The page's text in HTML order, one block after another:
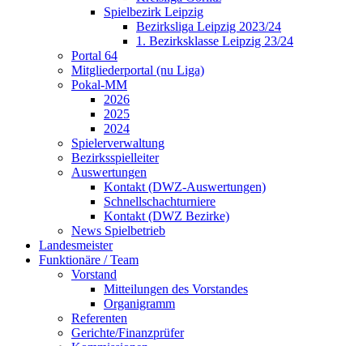
Spielbezirk Leipzig
Bezirksliga Leipzig 2023/24
1. Bezirksklasse Leipzig 23/24
Portal 64
Mitgliederportal (nu Liga)
Pokal-MM
2026
2025
2024
Spielerverwaltung
Bezirksspielleiter
Auswertungen
Kontakt (DWZ-Auswertungen)
Schnellschachturniere
Kontakt (DWZ Bezirke)
News Spielbetrieb
Landesmeister
Funktionäre / Team
Vorstand
Mitteilungen des Vorstandes
Organigramm
Referenten
Gerichte/Finanzprüfer